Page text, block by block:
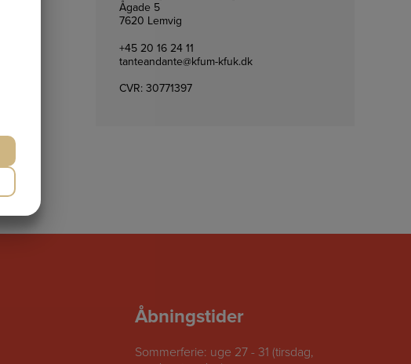
Ågade 5
7620 Lemvig
+45 20 16 24 11
tanteandante@kfum-kfuk.dk
CVR: 30771397
Åbningstider
Sommerferie: uge 27 - 31 (tirsdag,